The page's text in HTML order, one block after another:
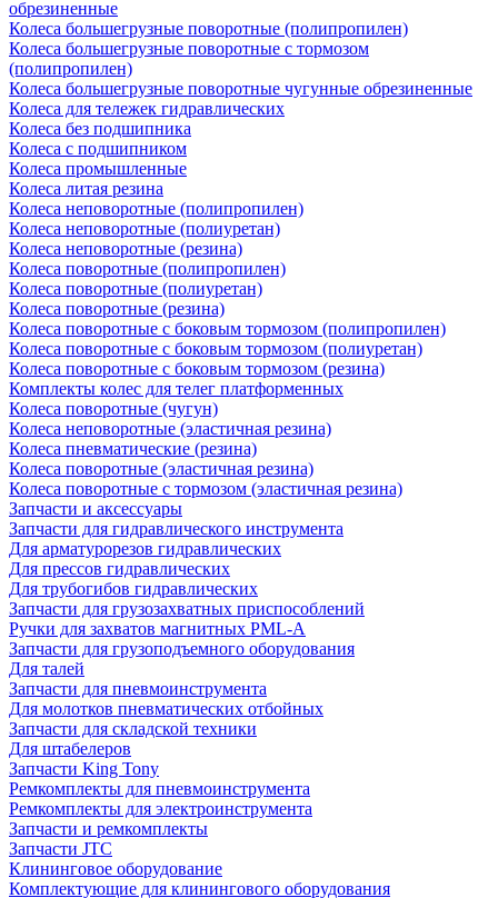
обрезиненные
Колеса большегрузные поворотные (полипропилен)
Колеса большегрузные поворотные с тормозом
(полипропилен)
Колеса большегрузные поворотные чугунные обрезиненные
Колеса для тележек гидравлических
Колеса без подшипника
Колеса с подшипником
Колеса промышленные
Колеса литая резина
Колеса неповоротные (полипропилен)
Колеса неповоротные (полиуретан)
Колеса неповоротные (резина)
Колеса поворотные (полипропилен)
Колеса поворотные (полиуретан)
Колеса поворотные (резина)
Колеса поворотные c боковым тормозом (полипропилен)
Колеса поворотные c боковым тормозом (полиуретан)
Колеса поворотные c боковым тормозом (резина)
Комплекты колес для телег платформенных
Колеса поворотные (чугун)
Колеса неповоротные (эластичная резина)
Колеса пневматические (резина)
Колеса поворотные (эластичная резина)
Колеса поворотные c тормозом (эластичная резина)
Запчасти и аксессуары
Запчасти для гидравлического инструмента
Для арматурорезов гидравлических
Для прессов гидравлических
Для трубогибов гидравлических
Запчасти для грузозахватных приспособлений
Ручки для захватов магнитных PML-A
Запчасти для грузоподъемного оборудования
Для талей
Запчасти для пневмоинструмента
Для молотков пневматических отбойных
Запчасти для складской техники
Для штабелеров
Запчасти King Tony
Ремкомплекты для пневмоинструмента
Ремкомплекты для электроинструмента
Запчасти и ремкомплекты
Запчасти JTC
Клининговое оборудование
Комплектующие для клинингового оборудования